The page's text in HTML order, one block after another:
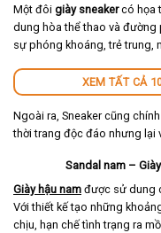
Một đôi giày sneakercó họa
dung hòa thể thao và đường
sự phóng khoáng, trẻ trung,
XEM TẤT CẢ
Ngoài ra, Sneaker cũng
thời trang độc đáo nhưng lại
Sandal nam –
Giày hậu nam được sử dung
Với thiết kế tạo những
chịu, hạn chế tình trạng ra